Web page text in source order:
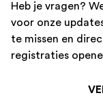
Heb je vragen?
voor onze
te missen en
registraties